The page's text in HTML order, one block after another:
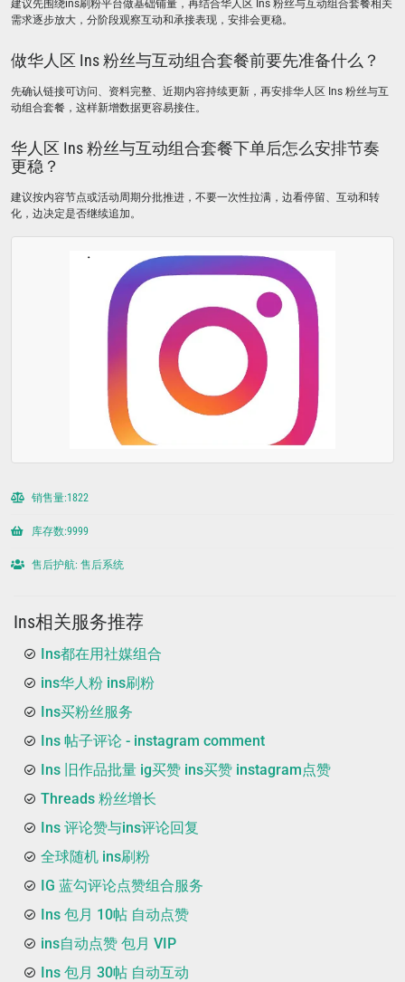
建议先围绕ins刷粉平台做基础铺量，再结合华人区 Ins 粉丝与互动组合套餐相关
需求逐步放大，分阶段观察互动和承接表现，安排会更稳。
做华人区 Ins 粉丝与互动组合套餐前要先准备什么？
先确认链接可访问、资料完整、近期内容持续更新，再安排华人区 Ins 粉丝与互
动组合套餐，这样新增数据更容易接住。
华人区 Ins 粉丝与互动组合套餐下单后怎么安排节奏
更稳？
建议按内容节点或活动周期分批推进，不要一次性拉满，边看停留、互动和转
化，边决定是否继续追加。
销售量:1822
库存数:9999
售后护航: 售后系统
Ins相关服务推荐
Ins都在用社媒组合
ins华人粉 ins刷粉
Ins买粉丝服务
Ins 帖子评论 - instagram comment
Ins 旧作品批量 ig买赞 ins买赞 instagram点赞
Threads 粉丝增长
Ins 评论赞与ins评论回复
全球随机 ins刷粉
IG 蓝勾评论点赞组合服务
Ins 包月 10帖 自动点赞
ins自动点赞 包月 VIP
Ins 包月 30帖 自动互动